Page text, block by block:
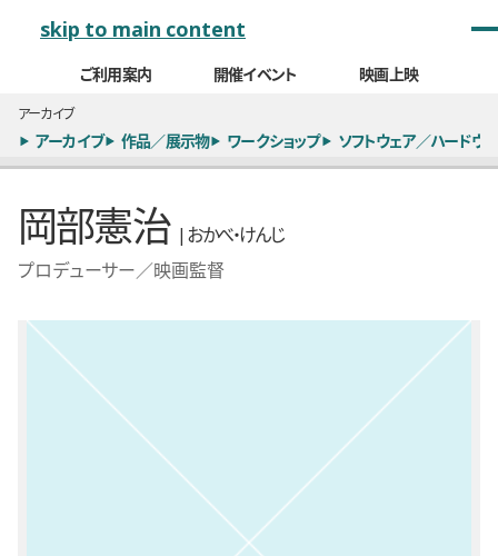
skip to main content
ご利用案内 開催イベント 映画上映
アーカイブ
アーカイブ 作品／展示物 ワークショップ ソフトウェア／ハードウ
岡部憲治 | おかべ・けんじ
プロデューサー／映画監督